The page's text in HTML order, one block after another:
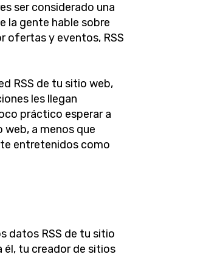
ser considerado una
la gente hable sobre
ofertas y eventos, RSS
RSS de tu sitio web,
les llegan
práctico esperar a
a menos que
entretenidos como
datos RSS de tu sitio
él, tu creador de sitios